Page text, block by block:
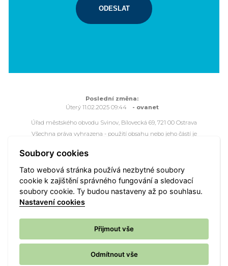
ODESLAT
Poslední změna:
Úterý 11.02.2025 09:44
- ovanet
Úřad městského obvodu Svinov, Bílovecká 69, 721 00 Ostrava
Všechna práva vyhrazena - použití obsahu nebo jeho částí je
Webové stránky jsou ve správě společnosti
Mapa portálu Přístupnost Kontakt Webmaster
Vyhledat Nastavení cookies
Soubory cookies
Tato webová stránka používá nezbytné soubory
cookie k zajištění správného fungování a sledovací
soubory cookie. Ty budou nastaveny až po souhlasu.
Nastavení cookies
Přijmout vše
Odmítnout vše